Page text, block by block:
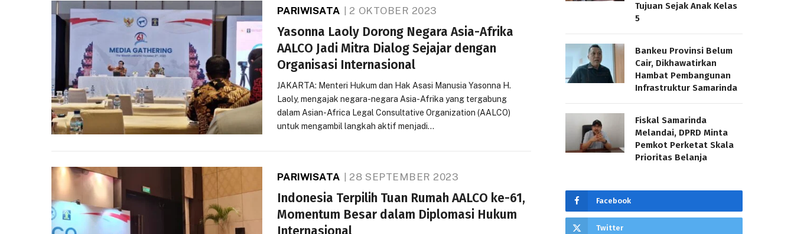
PARIWISATA 2 OKTOBER 2023
Yasonna Laoly Dorong Negara Asia-Afrika
AALCO Jadi Mitra Dialog Sejajar dengan
Organisasi Internasional
JAKARTA: Menteri Hukum dan Hak Asasi Manusia Yasonna H.
Laoly, mengajak negara-negara Asia-Afrika yang tergabung
dalam Asian-Africa Legal Consultative Organization (AALCO)
untuk mengambil langkah aktif menjadi…
PARIWISATA 28 SEPTEMBER 2023
Indonesia Terpilih Tuan Rumah AALCO ke-61,
Momentum Besar dalam Diplomasi Hukum
Tujuan Sejak Anak Kelas
5
Bankeu Provinsi Belum
Cair, Dikhawatirkan
Hambat Pembangunan
Infrastruktur Samarinda
Fiskal Samarinda
Melandai, DPRD Minta
Pemkot Perketat Skala
Prioritas Belanja
Facebook
Twitter